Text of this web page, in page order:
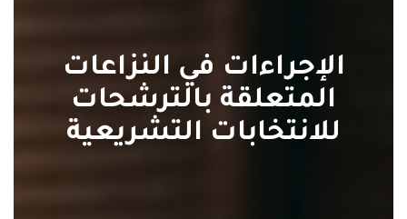
الإجراءات في النزاعات
المتعلقة بالترشحات
للانتخابات التشريعية